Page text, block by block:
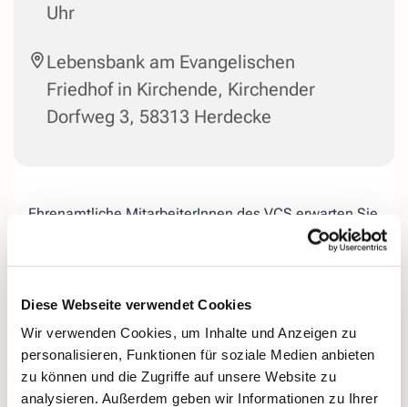
Diese Webseite verwendet Cookies
Wir verwenden Cookies, um Inhalte und Anzeigen zu
personalisieren, Funktionen für soziale Medien anbieten
zu können und die Zugriffe auf unsere Website zu
analysieren. Außerdem geben wir Informationen zu Ihrer
Uhr
Lebensbank am Evangelischen
Friedhof in Kirchende, Kirchender
Dorfweg 3, 58313 Herdecke
Ehrenamtliche MitarbeiterInnen des VCS erwarten Sie
auf der «Lebensbank« am Evangelischen Friedhof in
Gelegenheit, miteinander insGespräch zu kommen,
Ihrer Trauer einen Ort zu geben, aber auch
IhrHoffnungen für das zukünftige Leben ohne den
geliebten Menschen.